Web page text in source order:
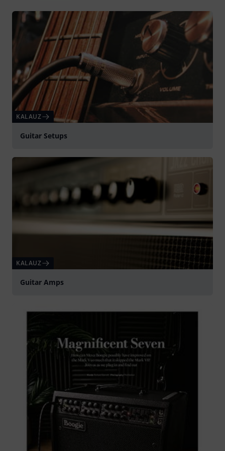
KALAUZ
Guitar Setups
KALAUZ
Guitar Amps